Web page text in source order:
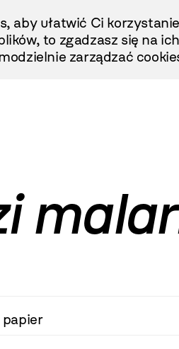
aby ułatwić Ci
to zgadzasz się na
zarządzać